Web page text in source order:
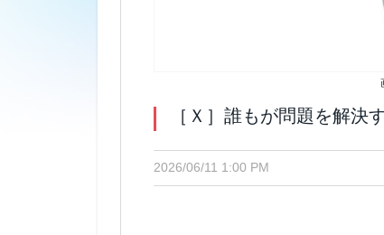
［Ｘ］誰もが問題を解決
2026/06/11 1:00 PM